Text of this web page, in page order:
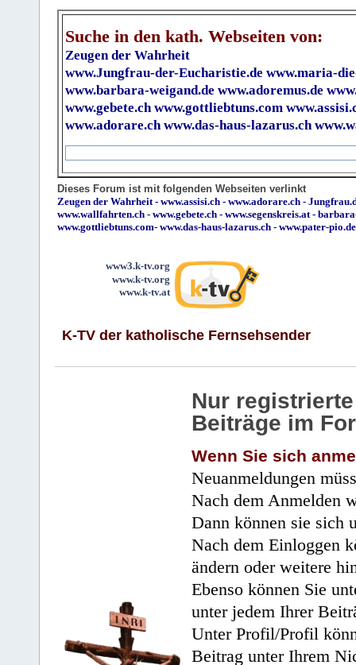
Suche in den kath. Webseiten von:
Zeugen der Wahrheit
www.Jungfrau-der-Eucharistie.de www.maria-
www.barbara-weigand.de www.adoremus.de
www.gebete.ch www.gottliebtuns.com
www.adorare.ch www.das-haus-lazarus.ch
Dieses Forum ist mit folgenden Webseiten verlinkt
Zeugen der Wahrheit - www.assisi.ch - www.adorare.ch -
www.wallfahrten.ch - www.gebete.ch - www.segenskreis.at -
www.gottliebtuns.com- www.das-haus-lazarus.ch - www.pater-pio.de
www3.k-tv.org
www.k-tv.org
www.k-tv.at
K-TV der katholische Fernsehsender
Nur
Beiträge im
Wenn Sie sich
Neuanmeldungen
Nach dem Anmelden
Dann können sie sich
Nach dem Einloggen
ändern oder weitere
Ebenso können Sie
unter jedem Ihrer
Unter Profil/Profil
Beitrag unter Ihrem